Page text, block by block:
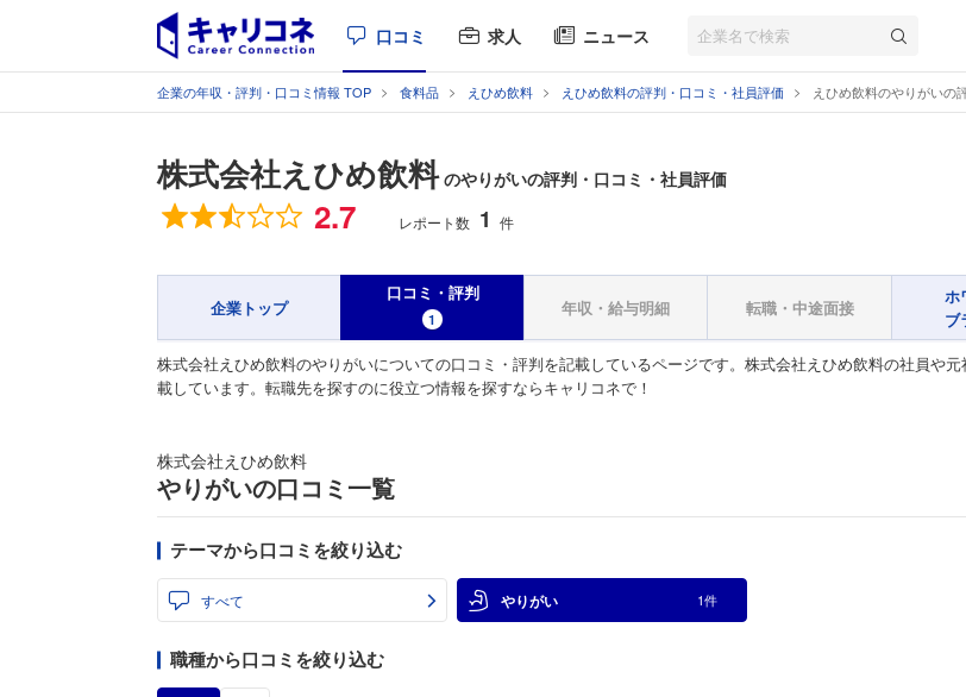
口コミ 求人 ニュース
企業の年収・評判・口コミ情報 TOP 食料品 えひめ飲料 えひめ飲料の評判・口コミ・社員評価 えひめ飲料のやりがいの
株式会社えひめ飲料 のやりがいの評判・口コミ・社員評価
総合評価
2.7 レポート数 1 件
企業トップ
口コミ・評判
1
年収・給与明細 転職・中途面接
ホ
ブ
株式会社えひめ飲料のやりがいについての口コミ・評判を記載しているページです。株式会社えひめ飲料の社員や
載しています。転職先を探すのに役立つ情報を探すならキャリコネで！
株式会社えひめ飲料
やりがいの口コミ一覧
テーマから口コミを絞り込む
すべて やりがい 1件
職種から口コミを絞り込む